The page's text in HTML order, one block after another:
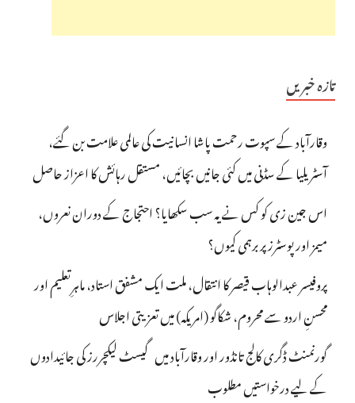
تازہ خبریں
وقارآباد کے سپوت رحمت پاشا انسانیت کی عالمی علامت بن گئے،
آسٹریلیا کے سڈنی میں کئی جانیں بچائیں، مستقل رہائش کا اعزاز حاصل
اس جین زی کو کس نے یہ سب سکھایا؟ احتجاج کے دوران نعروں،
میمز اور پوسٹرز پر برہمی کیوں؟
پروفیسر عبدالوہاب قیصر کا انتقال، ملت ایک مشفق استاد، ماہرِتعلیم اور
محسنِ اردو سے محروم، شکاگو (امریکہ) میں تعزیتی اجلاس
گورنمنٹ ڈگری کالج تانڈور اور وقارآباد میں گیسٹ لیکچررز کی جائیدادوں
کے لیے درخواستیں مطلوب